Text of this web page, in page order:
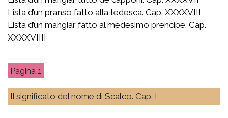
Lista d’un pranso fatto alla tedesca. Cap. XXXXVIII
Lista d’un mangiar fatto al medesimo prencipe. Cap.
XXXXVIIII
1
Il significato del nome di Scalco. Cар. I